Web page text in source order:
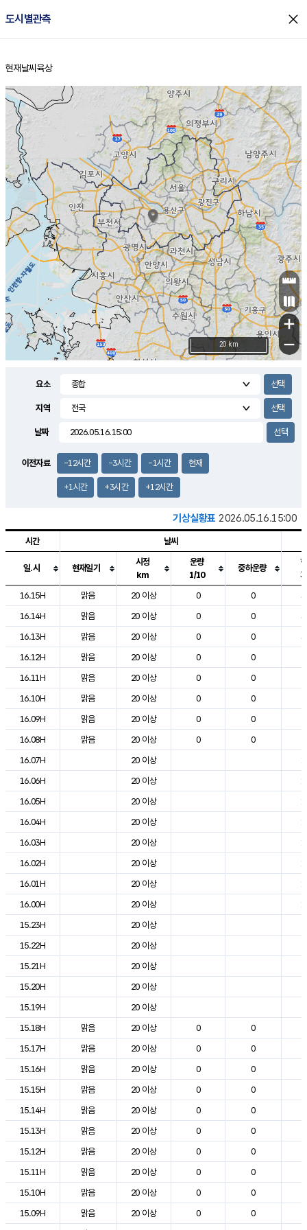
도시별관측 close
홈
현재날씨 육상
+
−
20 km
요소
지역
날짜
이전자료 -12시간 -3시간 -1시간 현재
+1시간 +3시간 +12시간
기상실황표 2026.05.16.15:00
도시별 기상실황표로 지점, 날씨, 기온, 강수, 바람, 기압등을 안내한 표입
시간 날씨
일.시 현재일기
시정
km
운량
1/10
중하운량
16.15H
맑음 20 이상 0 0
16.14H
맑음 20 이상 0 0
16.13H
맑음 20 이상 0 0
16.12H
맑음 20 이상 0 0
16.11H
맑음 20 이상 0 0
16.10H
맑음 20 이상 0 0
16.09H
맑음 20 이상 0 0
16.08H
맑음 20 이상 0 0
16.07H
20 이상
16.06H
20 이상
16.05H
20 이상
16.04H
20 이상
16.03H
20 이상
16.02H
20 이상
16.01H
20 이상
16.00H
20 이상
15.23H
20 이상
15.22H
20 이상
15.21H
20 이상
15.20H
20 이상
15.19H
20 이상
15.18H
맑음 20 이상 0 0
15.17H
맑음 20 이상 0 0
15.16H
맑음 20 이상 0 0
15.15H
맑음 20 이상 0 0
15.14H
맑음 20 이상 0 0
15.13H
맑음 20 이상 0 0
15.12H
맑음 20 이상 0 0
15.11H
맑음 20 이상 0 0
15.10H
맑음 20 이상 0 0
15.09H
맑음 20 이상 0 0